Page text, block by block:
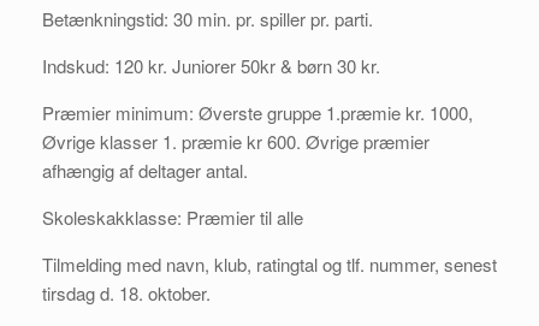
Betænkningstid: 30 min. pr. spiller pr. parti.
Indskud: 120 kr. Juniorer 50kr & børn 30 kr.
Præmier minimum: Øverste gruppe 1.præmie kr. 1000,
Øvrige klasser 1. præmie kr 600. Øvrige præmier
afhængig af deltager antal.
Skoleskakklasse: Præmier til alle
Tilmelding med navn, klub, ratingtal og tlf. nummer, senest
tirsdag d. 18. oktober.